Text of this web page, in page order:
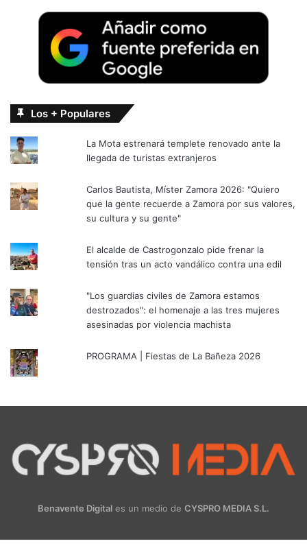
Los + Populares
La Mota estrenará templete renovado ante la
llegada de turistas extranjeros
Carlos Bautista, Míster Zamora 2026: "Quiero
que la gente recuerde a Zamora por sus valores,
su cultura y su gente"
El alcalde de Castrogonzalo pide frenar la
tensión tras un acto vandálico contra una edil
"Los guardias civiles de Zamora estamos
destrozados": el homenaje a las tres mujeres
asesinadas por violencia machista
PROGRAMA | Fiestas de La Bañeza 2026
Benavente Digital es un medio de CYSPRO MEDIA S.L.